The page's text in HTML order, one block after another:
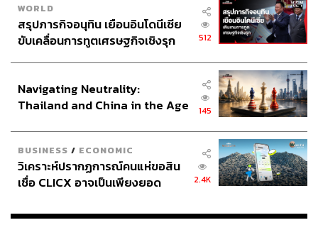
WORLD
สรุปภารกิจอนุทิน เยือนอินโดนีเซีย
ขับเคลื่อนการทูตเศรษฐกิจเชิงรุก
512
Navigating Neutrality:
Thailand and China in the Age
145
BUSINESS / ECONOMIC
วิเคราะห์ปรากฏการณ์คนแห่ขอสิน
เชื่อ CLICX อาจเป็นเพียงยอด
เรือนไทยที่ถูกซุกไว้
2.4K